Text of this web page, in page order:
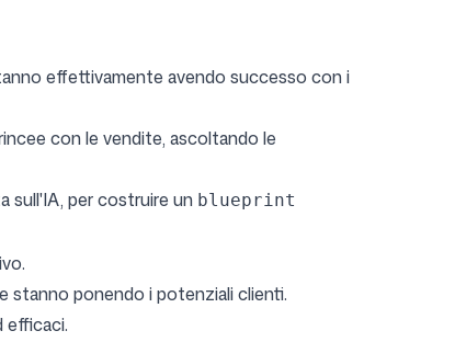
effettivamente avendo successo con i
con le vendite, ascoltando le
sull'IA, per costruire un blueprint
stanno ponendo i potenziali clienti.
efficaci.